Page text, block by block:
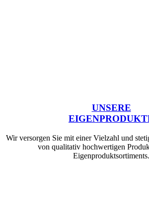
UNSERE
Wir versorgen Sie mit einer Vielzahl und
von qualitativ hochwertigen
Eigenproduktsortiments.